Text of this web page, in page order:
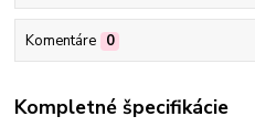
Komentáre 0
Kompletné špecifikácie